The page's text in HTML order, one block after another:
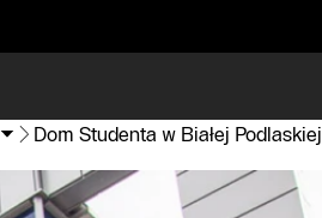
Dom Studenta w Białej Podlaskiej